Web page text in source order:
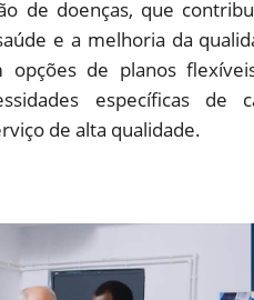
de doenças, que
e a melhoria da
opções de planos
específicas de
de alta qualidade.